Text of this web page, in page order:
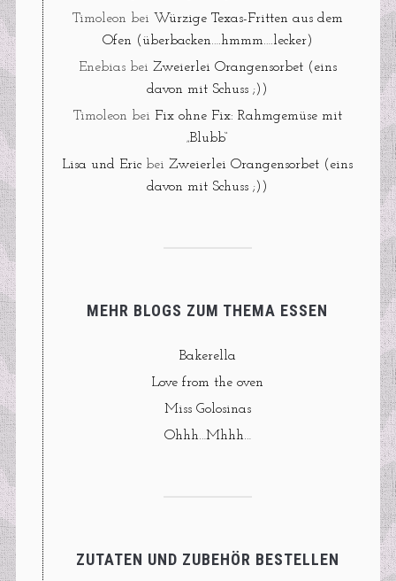
Timoleon bei Würzige Texas-Fritten aus dem
Ofen (überbacken….hmmm….lecker)
Enebiasbei Zweierlei Orangensorbet (eins
davon mit Schuss ;))
Timoleon bei Fix ohne Fix: Rahmgemüse mit
„Blubb“
Lisa und Eric bei Zweierlei Orangensorbet (eins
davon mit Schuss ;))
MEHR BLOGS ZUM THEMA ESSEN
Bakerella
Love from the oven
Miss Golosinas
Ohhh…Mhhh…
ZUTATEN UND ZUBEHÖR BESTELLEN